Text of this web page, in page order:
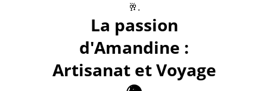
🥂.
La passion
d'Amandine :
Artisanat et Voyage